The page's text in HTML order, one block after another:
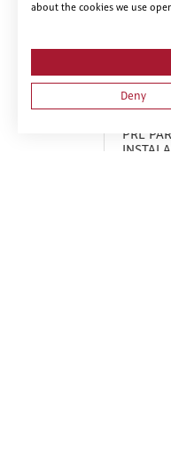
PRL
about the cookies we use
Deny